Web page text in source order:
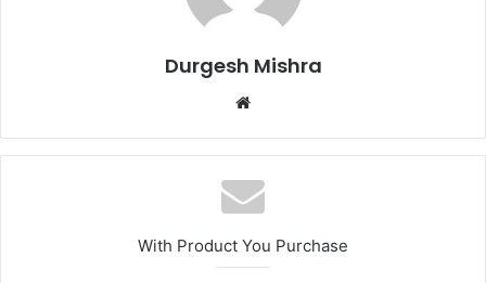
Durgesh Mishra
Website
With Product You Purchase